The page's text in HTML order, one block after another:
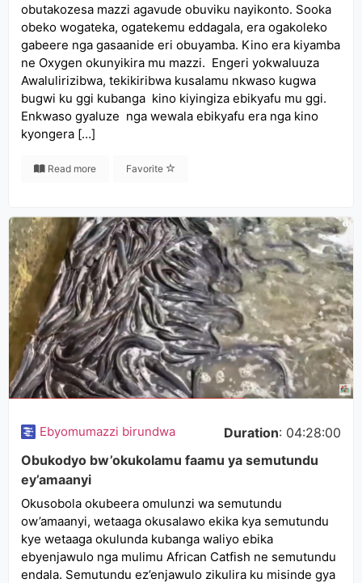
obutakozesa mazzi agavude obuviku nayikonto. Sooka
obeko wogateka, ogatekemu eddagala, era ogakoleko
gabeere nga gasaanide eri obuyamba. Kino era kiyamba
ne Oxygen okunyikira mu mazzi. Engeri yokwaluuza
Awalulirizibwa, tekikiribwa kusalamu nkwaso kugwa
bugwi ku ggi kubanga kino kiyingiza ebikyafu mu ggi.
Enkwaso gyaluze nga wewala ebikyafu era nga kino
kyongera […]
Read more Favorite
Ebyomumazzi birundwa Duration: 04:28:00
Obukodyo bw’okukolamu faamu ya semutundu
ey’amaanyi
Okusobola okubeera omulunzi wa semutundu
ow’amaanyi, wetaaga okusalawo ekika kya semutundu
kye wetaaga okulunda kubanga waliyo ebika
ebyenjawulo nga mulimu African Catfish ne semutundu
endala. Semutundu ez’enjawulo zikulira ku misinde gya